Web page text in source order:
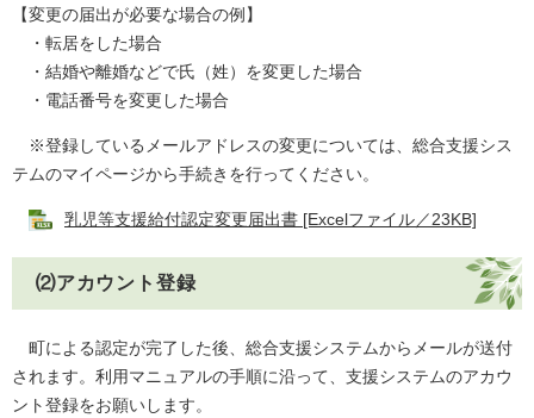
【変更の届出が必要な場合の例】
・転居をした場合
・結婚や離婚などで氏（姓）を変更した場合
・電話番号を変更した場合
※登録しているメールアドレスの変更については、総合支援シス
テムのマイページから手続きを行ってください。
乳児等支援給付認定変更届出書 [Excelファイル／23KB]
⑵アカウント登録
町による認定が完了した後、総合支援システムからメールが送付
されます。利用マニュアルの手順に沿って、支援システムのアカウ
ント登録をお願いします。